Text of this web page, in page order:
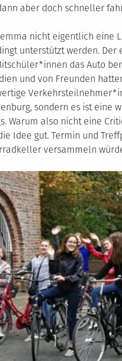
aber doch schneller
nicht eigentlich eine
unterstützt werden.
das Auto
und von Freunden
sondern es ist eine
Warum also nicht eine
Idee gut. Termin und
versammeln